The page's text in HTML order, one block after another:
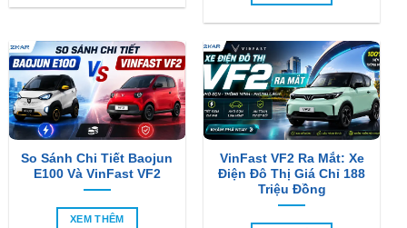
So Sánh Chi Tiết Baojun
E100 Và VinFast VF2
XEM THÊM
VinFast VF2 Ra Mắt: Xe
Điện Đô Thị Giá Chỉ 188
Triệu Đồng
XEM THÊM